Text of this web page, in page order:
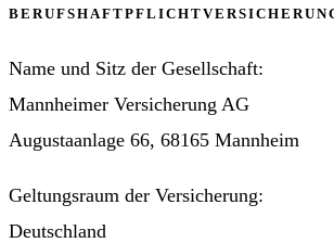
Name und Sitz der Gesellschaft:
Mannheimer Versicherung AG
Augustaanlage 66, 68165 Mannheim
Geltungsraum der Versicherung:
Deutschland